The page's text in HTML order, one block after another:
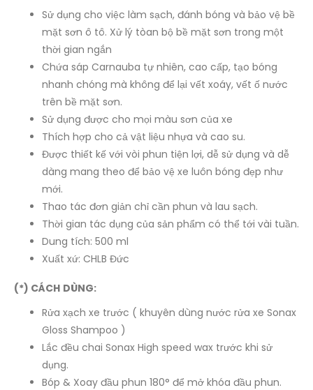
Sử dụng cho việc làm sạch, đánh bóng và bảo vệ bề
mặt sơn ô tô. Xử lý tòan bộ bề mặt sơn trong một
thời gian ngắn
Chứa sáp Carnauba tự nhiên, cao cấp, tạo bóng
nhanh chóng mà không để lại vết xoáy, vết ố nước
trên bề mặt sơn.
Sử dụng được cho mọi màu sơn của xe
Thích hợp cho cả vật liệu nhựa và cao su.
Được thiết kế với vòi phun tiện lợi, dễ sử dụng và dễ
dàng mang theo để bảo vệ xe luôn bóng đẹp như
mới.
Thao tác đơn giản chỉ cần phun và lau sạch.
Thời gian tác dụng của sản phẩm có thể tới vài tuần.
Dung tích: 500 ml
Xuất xứ: CHLB Đức
(*) CÁCH DÙNG:
Rửa xạch xe trước ( khuyên dùng nước rửa xe Sonax
Gloss Shampoo )
Lắc đều chai Sonax High speed wax trước khi sử
dụng.
Bóp & Xoay đầu phun 180° để mở khóa đầu phun.